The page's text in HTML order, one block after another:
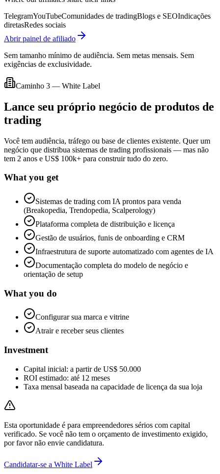
TelegramYouTubeComunidades de tradingBlogs e SEOIndicações
diretasRedes sociais
Abrir painel de afiliado
Sem tamanho mínimo de audiência. Sem metas mensais. Sem
exigências de exclusividade.
Caminho 3 — White Label
Lance seu próprio negócio de produtos de
trading
Você tem audiência, tráfego ou base de clientes existente. Quer um
negócio que distribua sistemas de trading profissionais — mas não
tem 2 anos e US$ 100k+ para construir tudo do zero.
What you get
Sistemas de trading com IA prontos para venda
(Breakopedia, Trendopedia, Scalperology)
Plataforma completa de distribuição e licença
Gestão de usuários, funis de onboarding e CRM
Infraestrutura de suporte automatizado com agentes de IA
Documentação completa do modelo de negócio e
orientação de setup
What you do
Configurar sua marca e vitrine
Atrair e receber seus clientes
Investment
Capital inicial: a partir de US$ 50.000
ROI estimado: até 12 meses
Taxa mensal baseada na capacidade de licença da sua loja
Esta oportunidade é para empreendedores sérios com capital
verificado. Se você não tem o orçamento de investimento exigido,
por favor não envie candidatura.
Candidatar-se a White Label